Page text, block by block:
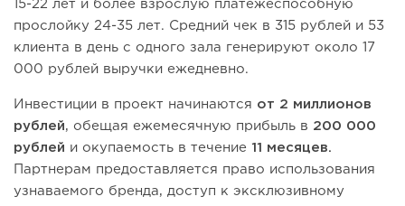
15-22 лет и более взрослую платежеспособную
прослойку 24-35 лет. Средний чек в 315 рублей и 53
клиента в день с одного зала генерируют около 17
000 рублей выручки ежедневно.
Инвестиции в проект начинаются от 2 миллионов
рублей, обещая ежемесячную прибыль в 200 000
рублей и окупаемость в течение 11 месяцев.
Партнерам предоставляется право использования
узнаваемого бренда, доступ к эксклюзивному